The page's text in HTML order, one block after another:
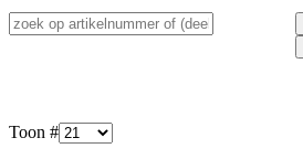
Toon #